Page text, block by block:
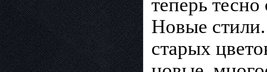
теперь
Новые
старых